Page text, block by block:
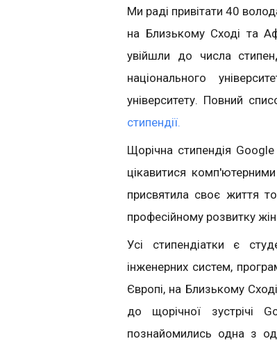
Ми раді привітати 40
на Близькому Сході та
увійшли до числа
національного
університету. Повний
стипендії.
Щорічна стипендія
цікавитися
присвятила своє життя
професійному розвитку
Усі стипендіатки є
інженерних систем,
Європі, на Близькому
до щорічної зустрічі
познайомились одна з